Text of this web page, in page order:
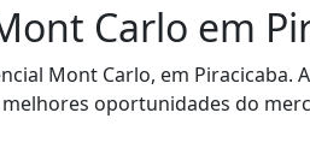
Carlo em
Mont Carlo, em
oportunidades do